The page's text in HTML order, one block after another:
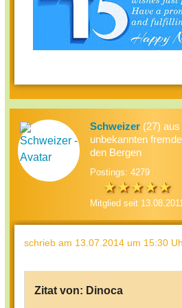
Schweizer (27)
unbekannten
den Bergen
Postings: 4279
Mitglied seit
schrieb am 13.07.2014 um 15:30
Zitat von: Dinoca